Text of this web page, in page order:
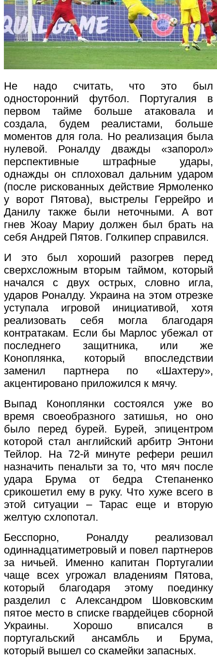
Не надо считать, что это был
односторонний футбол. Португалия в
первом тайме больше атаковала и
создала, будем реалистами, больше
моментов для гола. Но реализация была
нулевой. Роналду дважды «запорол»
перспективные штрафные удары,
однажды он сплоховал дальним ударом
(после рискованных действие Ярмоленко
у ворот Пятова), выстрелы Геррейро и
Данилу также были неточными. А вот
гнев Жоау Мариу должен был брать на
себя Андрей Пятов. Голкипер справился.
И это был хороший разогрев перед
сверхсложным вторым таймом, который
начался с двух острых, словно игла,
ударов Роналду. Украина на этом отрезке
уступала игровой инициативой, хотя
реализовать себя могла благодаря
контратакам. Если бы Марлос убежал от
последнего защитника, или же
Коноплянка, который впоследствии
заменил партнера по «Шахтеру»,
акцентировано приложился к мячу.
Выпад Коноплянки состоялся уже во
время своеобразного затишья, но оно
было перед бурей. Бурей, эпицентром
которой стал английский арбитр Энтони
Тейлор. На 72-й минуте рефери решил
назначить пенальти за то, что мяч после
удара Брума от бедра Степаненко
срикошетил ему в руку. Что хуже всего в
этой ситуации – Тарас еще и вторую
желтую схлопотал.
Бесспорно, Роналду реализовал
одиннадцатиметровый и повел партнеров
за ничьей. Именно капитан Португалии
чаще всех угрожал владениям Пятова,
который благодаря этому поединку
разделил с Александром Шовковским
пятое место в списке гвардейцев сборной
Украины. Хорошо вписался в
португальский ансамбль и Брума,
который вышел со скамейки запасных.